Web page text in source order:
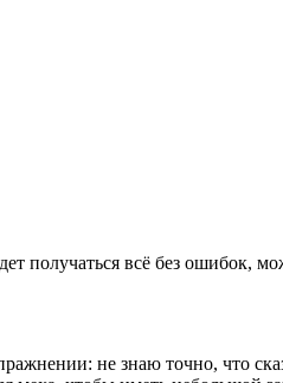
получаться всё без ошибок,
не знаю точно, что